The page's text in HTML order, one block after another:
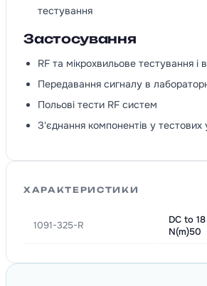
тестування
Застосування
RF та мікрохвильове тестування і
Передавання сигналу в
Польові тести RF систем
З'єднання компонентів у тестових
ХАРАКТЕРИСТИКИ
1091-325-R
DC to
N(m)50